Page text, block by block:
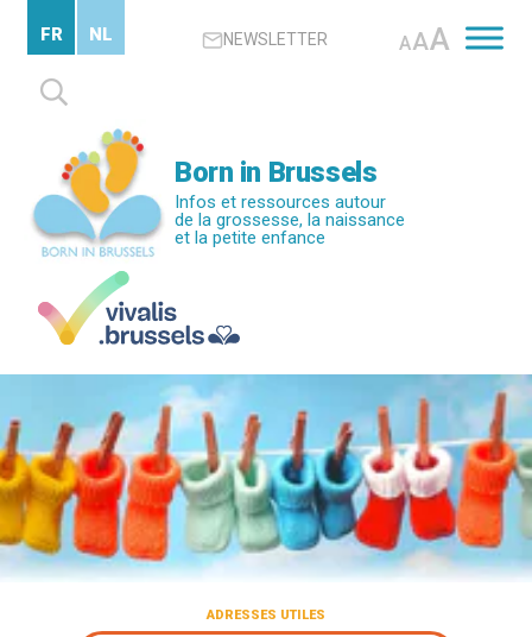
contenu
principal
NEWSLETTER AAA
Rechercher :
FR NL
Born in Brussels
Infos et ressources autour
de la grossesse, la naissance
et la petite enfance
ADRESSES UTILES